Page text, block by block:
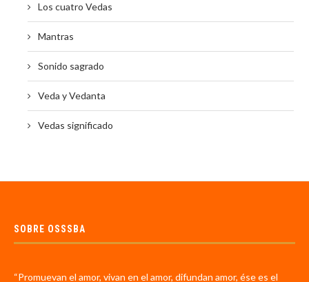
Los cuatro Vedas
Mantras
Sonido sagrado
Veda y Vedanta
Vedas significado
SOBRE OSSSBA
“Promuevan el amor, vivan en el amor, difundan amor, ése es el